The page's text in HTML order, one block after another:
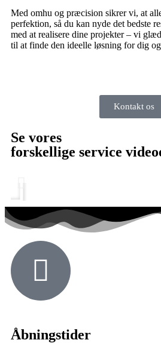
Med omhu og præcision sikrer vi, at
perfektion, så du kan nyde det bedste
med at realisere dine projekter – vi
til at finde den ideelle løsning for dig
Kontakt os
Se vores
forskellige service
Åbningstider